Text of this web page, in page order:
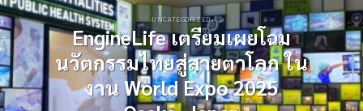
UNCATEGORIZED
EngineLife เตรียมเผยโฉม
นวัตกรรมไทยสู่สายตาโลก ใน
งาน World Expo 2025